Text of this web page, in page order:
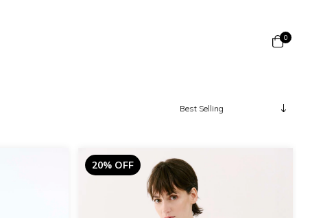
0
20% OFF